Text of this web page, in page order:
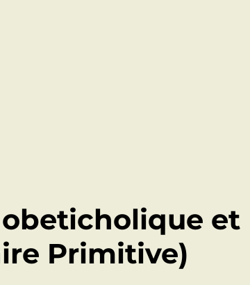
et
Primitive)